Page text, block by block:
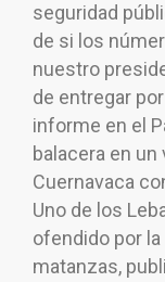
seguridad
de si los
nuestro
de entregar
informe en el
balacera en
Cuernavaca
Uno de los
ofendido por
matanzas,